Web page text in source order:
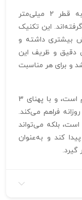
اطراف سنگ اوال، سه عدد سنگ گرد به قطر 2 میلی‌متر
این تکنیک
بیشتری داشته و
دقیق و ظریف این
و برای هر مناسبت
سایز انگشتر 4.5 US و وزن آن 2.73 گرم است، و با پهنای 3
فراهم می‌کند.
است، بلکه می‌تواند
کند و به‌عنوان
گیرد.